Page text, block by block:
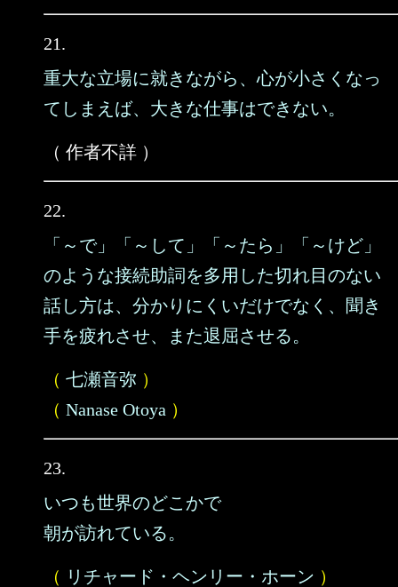
21.
重大な立場に就きながら、心が小さくなっ
てしまえば、大きな仕事はできない。
（ 作者不詳 ）
22.
「～で」「～して」「～たら」「～けど」
のような接続助詞を多用した切れ目のない
話し方は、分かりにくいだけでなく、聞き
手を疲れさせ、また退屈させる。
（ 七瀬音弥 ）
（ Nanase Otoya ）
23.
いつも世界のどこかで
朝が訪れている。
（ リチャード・ヘンリー・ホーン ）